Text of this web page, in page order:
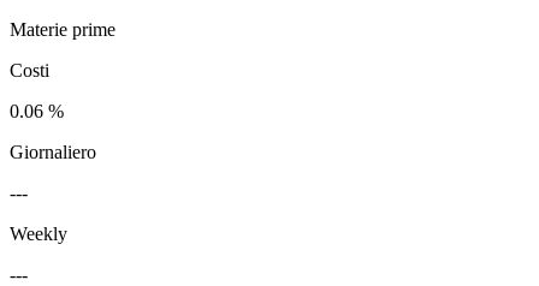
Materie prime
Costi
0.06 %
Giornaliero
---
Weekly
---